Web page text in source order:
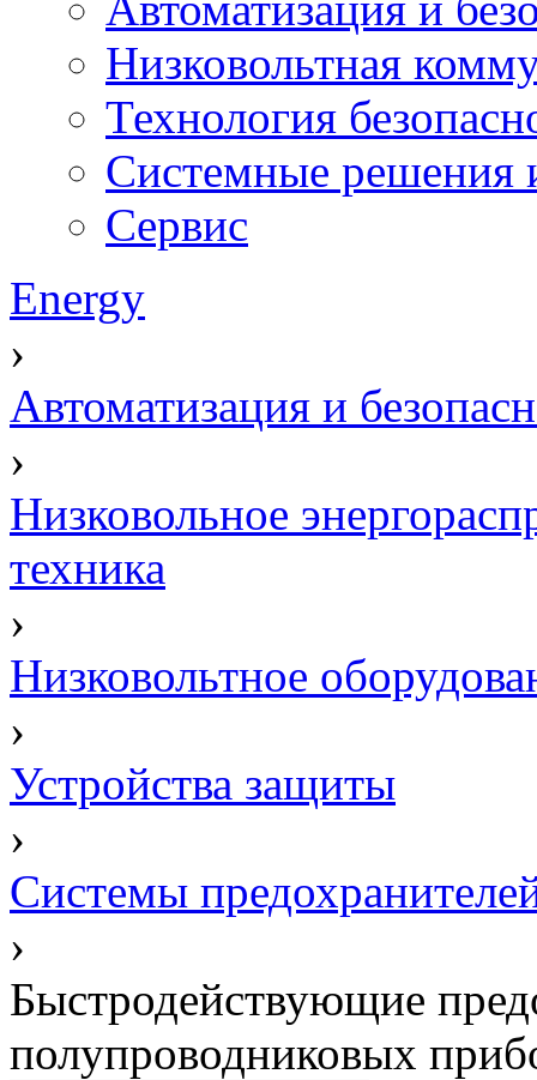
Низковольтная
Технология
Системные решения
Сервис
Energy
›
Автоматизация и
›
Низковольное
техника
›
Низковольтное
›
Устройства защиты
›
Системы
›
Быстродействующие
полупроводниковых